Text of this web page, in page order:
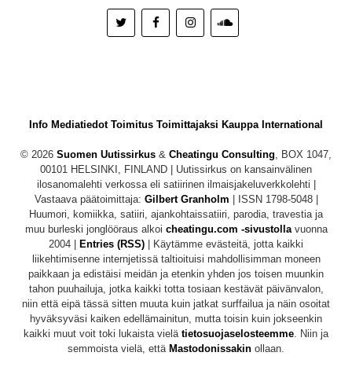
Info Mediatiedot Toimitus Toimittajaksi Kauppa International
© 2026 Suomen Uutissirkus & Cheatingu Consulting , BOX 1047,
00101 HELSINKI, FINLAND | Uutissirkus on kansainvälinen
ilosanomalehti verkossa eli satiirinen ilmaisjakeluverkkolehti |
Vastaava päätoimittaja: Gilbert Granholm | ISSN 1798-5048 |
Huumori, komiikka, satiiri, ajankohtaissatiiri, parodia, travestia ja
muu burleski jonglööraus alkoi cheatingu.com -sivustollavuonna
2004 | Entries (RSS) | Käytämme evästeitä, jotta kaikki
liikehtimisenne internjetissä taltioituisi mahdollisimman moneen
paikkaan ja edistäisi meidän ja etenkin yhden jos toisen muunkin
tahon puuhailuja, jotka kaikki totta tosiaan kestävät päivänvalon,
niin että eipä tässä sitten muuta kuin jatkat surffailua ja näin osoitat
hyväksyväsi kaiken edellämainitun, mutta toisin kuin jokseenkin
kaikki muut voit toki lukaista vielä tietosuojaselosteemme . Niin ja
semmoista vielä, että Mastodonissakin ollaan.